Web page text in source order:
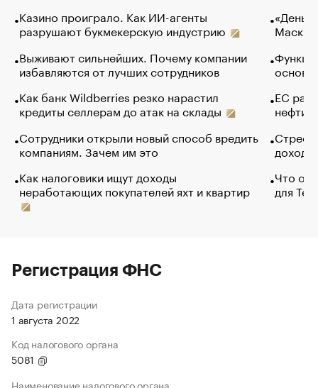
Казино проиграло. Как ИИ-агенты
разрушают букмекерскую индустрию
Выживают сильнейших. Почему компании
избавляются от лучших сотрудников
Как банк Wildberries резко нарастил
кредиты селлерам до атак на склады
Сотрудники открыли новый способ вредить
компаниям. Зачем им это
Как налоговики ищут доходы
неработающих покупателей яхт и квартир
Маск в
основ
ЕС
нефти
Что
для
Регистрация ФНС
Дата регистрации
1 августа 2022
Код налогового органа
5081
Наименование налогового органа